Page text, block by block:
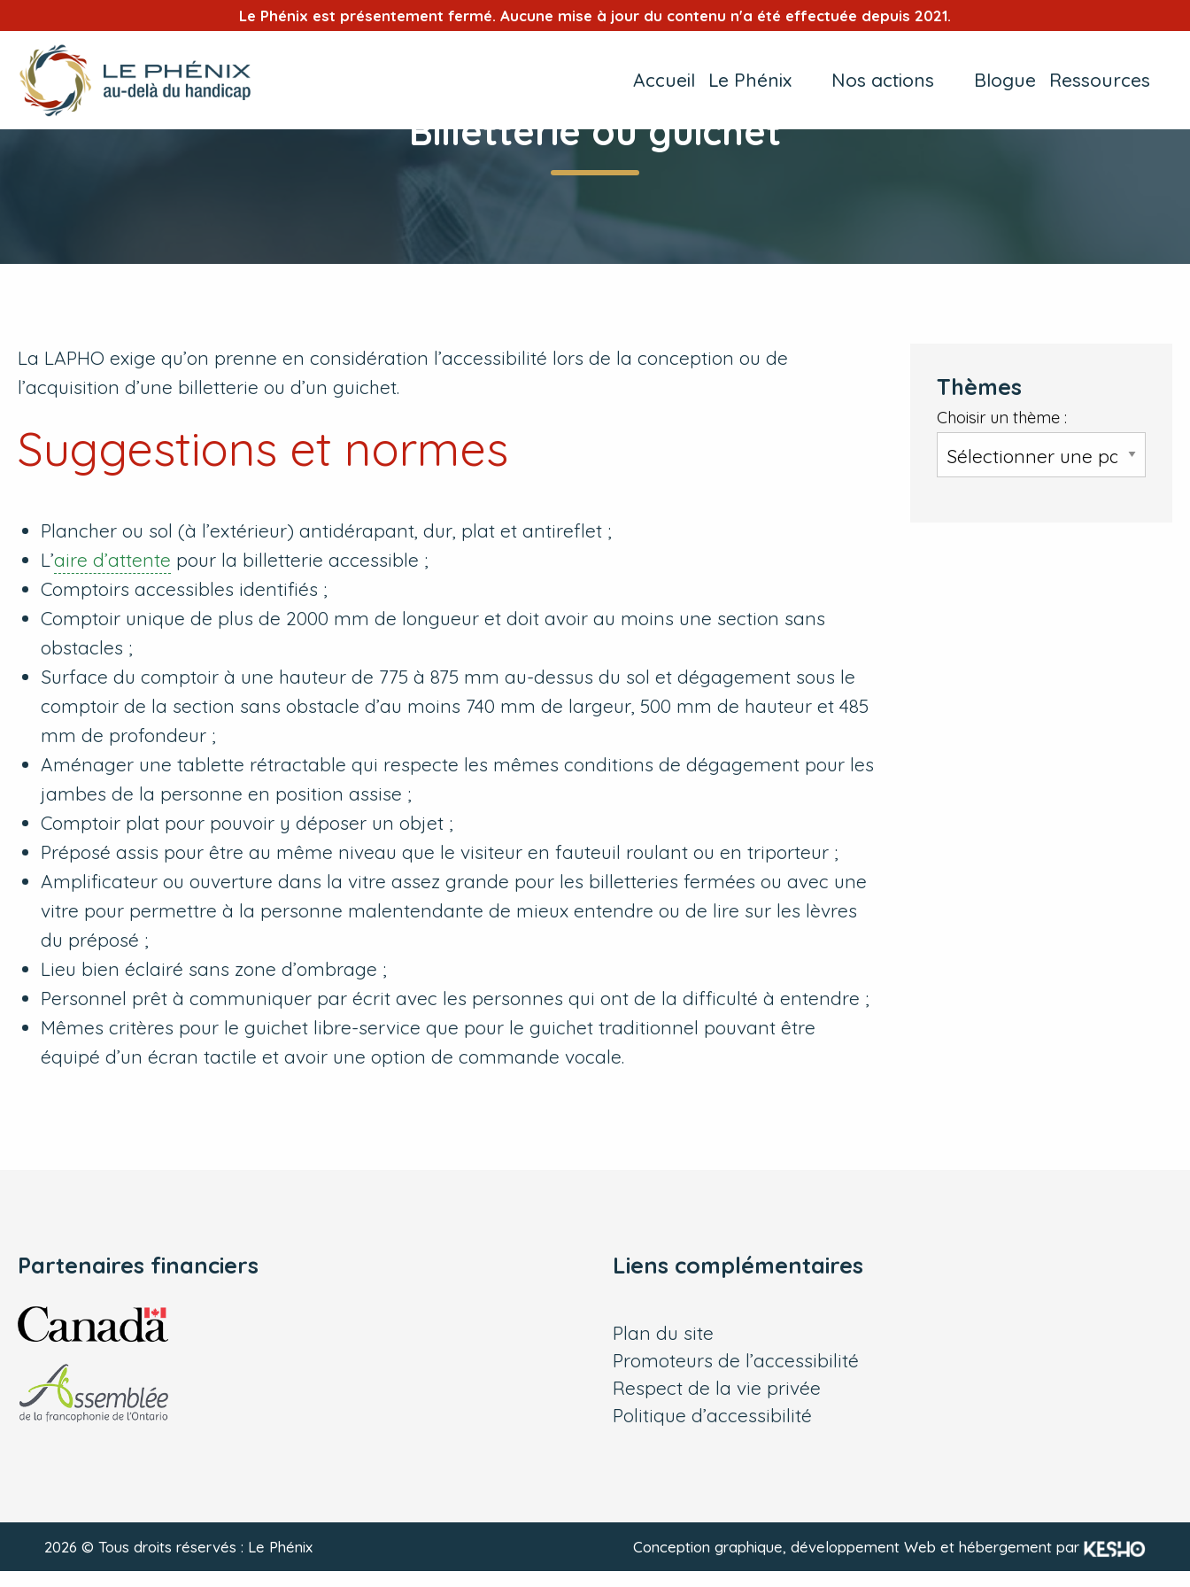
Le Phénix est présentement fermé. Aucune mise à jour du contenu n'a été effectuée depuis 2021.
Accueil Le Phénix Nos actions Blogue Ressources
Billetterie ou guichet
La LAPHO exige qu’on prenne en considération l’accessibilité lors de la conception ou de
l’acquisition d’une billetterie ou d’un guichet.
Suggestions et normes
Plancher ou sol (à l’extérieur) antidérapant, dur, plat et antireflet ;
L’aire d’attente pour la billetterie accessible ;
Comptoirs accessibles identifiés ;
Comptoir unique de plus de 2000 mm de longueur et doit avoir au moins une section sans
obstacles ;
Surface du comptoir à une hauteur de 775 à 875 mm au-dessus du sol et dégagement sous le
comptoir de la section sans obstacle d’au moins 740 mm de largeur, 500 mm de hauteur et 485
mm de profondeur ;
Aménager une tablette rétractable qui respecte les mêmes conditions de dégagement pour les
jambes de la personne en position assise ;
Comptoir plat pour pouvoir y déposer un objet ;
Préposé assis pour être au même niveau que le visiteur en fauteuil roulant ou en triporteur ;
Amplificateur ou ouverture dans la vitre assez grande pour les billetteries fermées ou avec une
vitre pour permettre à la personne malentendante de mieux entendre ou de lire sur les lèvres
du préposé ;
Lieu bien éclairé sans zone d’ombrage ;
Personnel prêt à communiquer par écrit avec les personnes qui ont de la difficulté à entendre ;
Mêmes critères pour le guichet libre-service que pour le guichet traditionnel pouvant être
équipé d’un écran tactile et avoir une option de commande vocale.
Thèmes
Choisir un thème :
Partenaires financiers Liens complémentaires
Plan du site
Promoteurs de l’accessibilité
Respect de la vie privée
Politique d’accessibilité
2026 © Tous droits réservés : Le Phénix Conception graphique, développement Web et hébergement par